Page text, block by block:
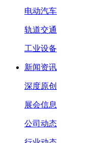
电动汽车
轨道交通
工业设备
新闻资讯
深度原创
展会信息
公司动态